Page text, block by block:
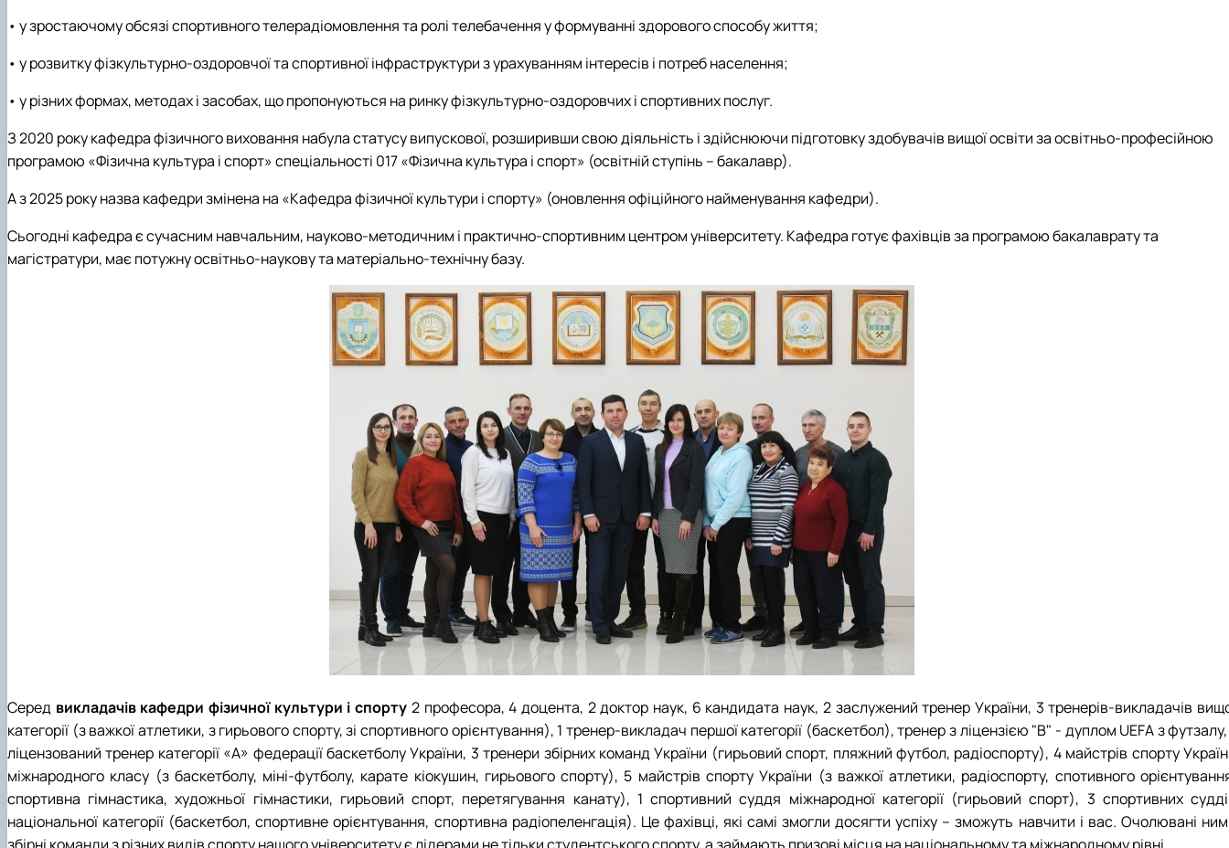
• у зростаючому обсязі спортивного телерадіомовлення та ролі телебачення у формуванні здорового способу життя;
• у розвитку фізкультурно-оздоровчої та спортивної інфраструктури з урахуванням інтересів і потреб населення;
• у різних формах, методах і засобах, що пропонуються на ринку фізкультурно-оздоровчих і спортивних послуг.
З 2020 року кафедра фізичного виховання набула статусу випускової, розширивши свою діяльність і здійснюючи підготовку здобувачів вищої освіти за освітньо-професійною
програмою «Фізична культура і спорт» спеціальності 017 «Фізична культура і спорт» (освітній ступінь – бакалавр).
А з 2025 року назва кафедри змінена на «Кафедра фізичної культури і спорту» (оновлення офіційного найменування кафедри).
Сьогодні кафедра є сучасним навчальним, науково-методичним і практично-спортивним центром університету. Кафедра готує фахівців за програмою бакалаврату та
магістратури, має потужну освітньо-наукову та матеріально-технічну базу.
Серед викладачів кафедри фізичної культури і спорту 2 професора, 4 доцента, 2 доктор наук, 6 кандидата наук, 2 заслужений тренер України, 3 тренерів-викладачів
категорії (з важкої атлетики, з гирьового спорту, зі спортивного орієнтування), 1 тренер-викладач першої категорії (баскетбол), тренер з ліцензією "В" - дуплом UEFA з футзалу,
ліцензований тренер категорії «А» федерації баскетболу України, 3 тренери збірних команд України (гирьовий спорт, пляжний футбол, радіоспорту), 4 майстрів спорту
міжнародного класу (з баскетболу, міні-футболу, карате кіокушин, гирьового спорту), 5 майстрів спорту України (з важкої атлетики, радіоспорту, спотивного
спортивна гімнастика, художньої гімнастики, гирьовий спорт, перетягування канату), 1 спортивний суддя міжнародної категорії (гирьовий спорт), 3 спортивних
національної категорії (баскетбол, спортивне орієнтування, спортивна радіопеленгація). Це фахівці, які самі змогли досягти успіху – зможуть навчити і вас. Очолювані